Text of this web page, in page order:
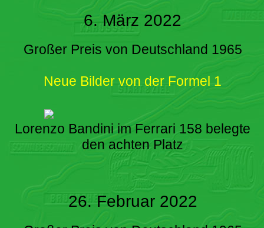
6. März 2022
Großer Preis von Deutschland 1965
Neue Bilder von der Formel 1
Lorenzo Bandini im Ferrari 158 belegte
den achten Platz
26. Februar 2022